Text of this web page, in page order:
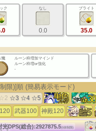
ク なし
0.0
ブライト
35.0
魔
ルーン枠増加マインド
ルーン枠増or強化
-
限)]順 (簡易表示モード)
☆2 ☆3 ☆4 ☆5
武器100 神殿120
光DPS(総合):2927875.5(5体制限)
+7%